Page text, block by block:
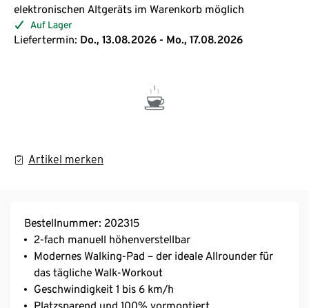
elektronischen Altgeräts im Warenkorb möglich
Auf Lager
Liefertermin: Do., 13.08.2026 - Mo., 17.08.2026
Artikel merken
Bestellnummer: 202315
2-fach manuell höhenverstellbar
Modernes Walking-Pad – der ideale Allrounder für
das tägliche Walk-Workout
Geschwindigkeit 1 bis 6 km/h